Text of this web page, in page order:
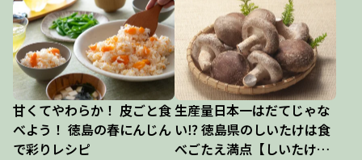
い
甘くてやわらか！ 皮ごと食
べよう！ 徳島の春にんじん
で彩りレシピ
生産量日本一はだてじゃな
い⁉ 徳島県のしいたけは食
べごたえ満点【しいたけ丸